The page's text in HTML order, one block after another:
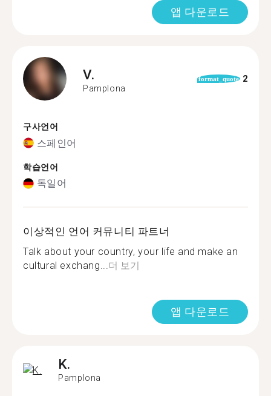
앱 다운로드
V.
Pamplona
format_quote 2
구사언어
스페인어
학습언어
독일어
이상적인 언어 커뮤니티 파트너
Talk about your country, your life and make an
cultural exchang...더 보기
앱 다운로드
K.
Pamplona